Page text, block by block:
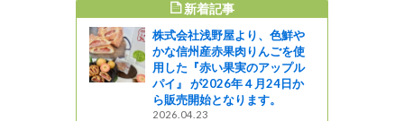
新着記事
株式会社浅野屋より、色鮮や
かな信州産赤果肉りんごを使
用した『赤い果実のアップル
パイ』 が2026年４月24日か
ら販売開始となります。
2026.04.23